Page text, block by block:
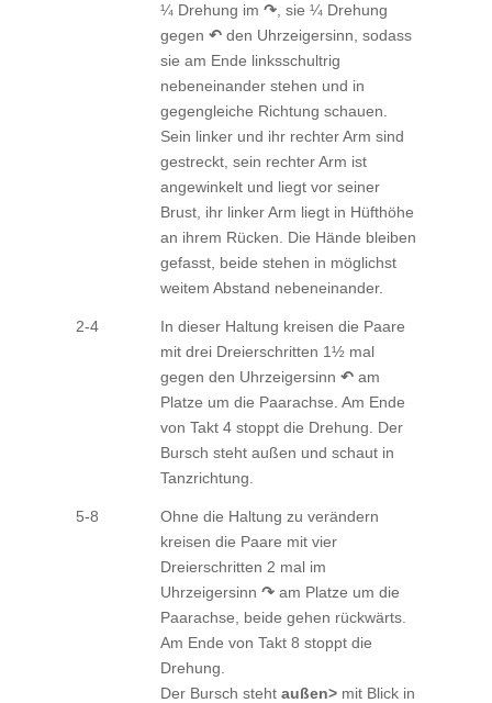
¼ Drehung im ↷, sie ¼ Drehung
gegen ↶den Uhrzeigersinn, sodass
sie am Ende linksschultrig
nebeneinander stehen und in
gegengleiche Richtung schauen.
Sein linker und ihr rechter Arm sind
gestreckt, sein rechter Arm ist
angewinkelt und liegt vor seiner
Brust, ihr linker Arm liegt in Hüfthöhe
an ihrem Rücken. Die Hände bleiben
gefasst, beide stehen in möglichst
weitem Abstand nebeneinander.
2-4
In dieser Haltung kreisen die Paare
mit drei Dreierschritten 1½ mal
gegen den Uhrzeigersinn ↶am
Platze um die Paarachse. Am Ende
von Takt 4 stoppt die Drehung. Der
Bursch steht außen und schaut in
Tanzrichtung.
5-8
Ohne die Haltung zu verändern
kreisen die Paare mit vier
Dreierschritten 2 mal im
Uhrzeigersinn ↷am Platze um die
Paarachse, beide gehen rückwärts.
Am Ende von Takt 8 stoppt die
Drehung.
Der Bursch steht außen>mit Blick in